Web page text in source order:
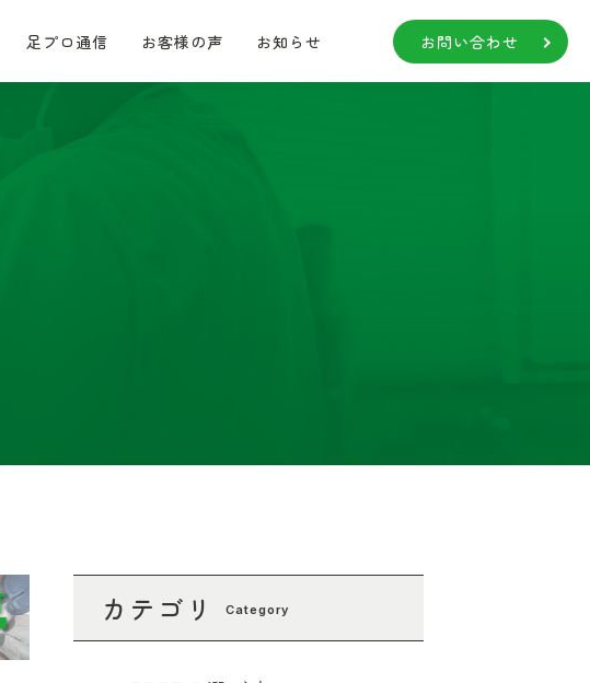
足プロ通信 お客様の声 お知らせ お問い合わせ
カテゴリ Category